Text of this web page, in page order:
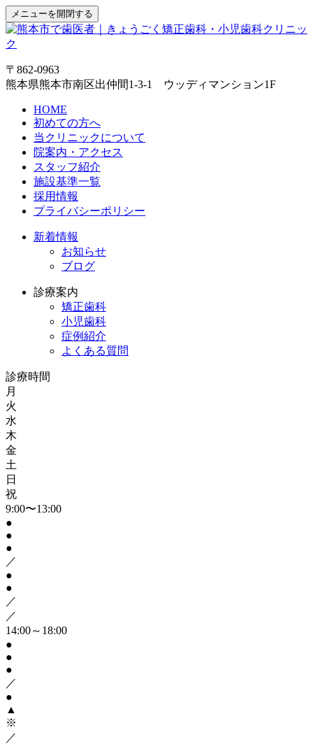
メニューを開閉する
〒862-0963
熊本県熊本市南区出仲間1-3-1 ウッディマンション1F
HOME
初めての方へ
当クリニックについて
院案内・アクセス
スタッフ紹介
施設基準一覧
採用情報
プライバシーポリシー
新着情報
お知らせ
ブログ
診療案内
矯正歯科
小児歯科
症例紹介
よくある質問
診療時間
月
火
水
木
金
土
日
祝
9:00〜13:00
●
●
●
／
●
●
／
／
14:00～18:00
●
●
●
／
●
▲
※
／